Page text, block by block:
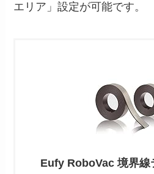
エリア」設定が可能です。
Eufy RoboVac 境界線